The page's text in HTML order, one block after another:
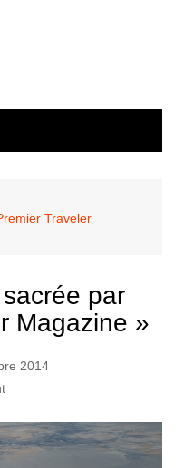
Traveler
par
Magazine »
2014